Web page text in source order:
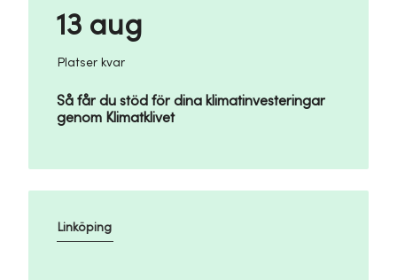
Så får du stöd för dina klimatinvesteringar
genom Klimatklivet
13 aug
Platser kvar
Linköping